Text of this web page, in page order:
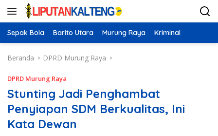
Langsung
Sepak Bola Barito Utara Murung Raya Kriminal
Beranda DPRD Murung Raya
DPRD Murung Raya
Stunting Jadi Penghambat
Penyiapan SDM Berkualitas, Ini
Kata Dewan